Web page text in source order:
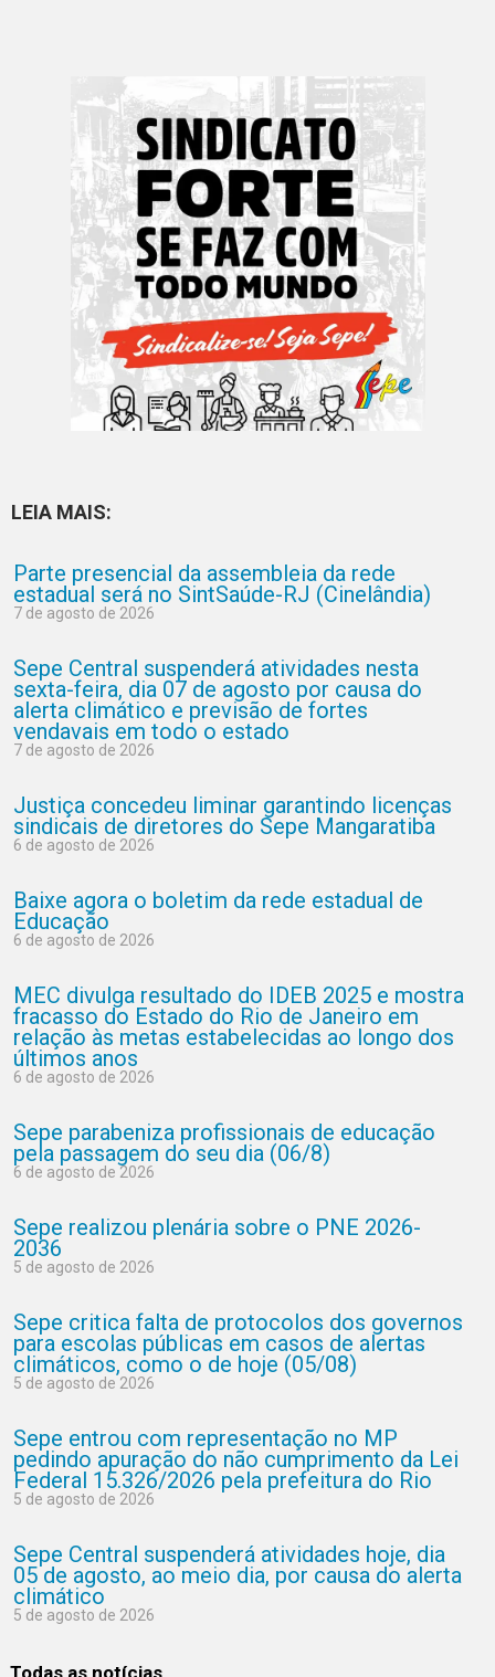
LEIA MAIS:
Parte presencial da assembleia da rede
estadual será no SintSaúde-RJ (Cinelândia)
7 de agosto de 2026
Sepe Central suspenderá atividades nesta
sexta-feira, dia 07 de agosto por causa do
alerta climático e previsão de fortes
vendavais em todo o estado
7 de agosto de 2026
Justiça concedeu liminar garantindo licenças
sindicais de diretores do Sepe Mangaratiba
6 de agosto de 2026
Baixe agora o boletim da rede estadual de
Educação
6 de agosto de 2026
MEC divulga resultado do IDEB 2025 e mostra
fracasso do Estado do Rio de Janeiro em
relação às metas estabelecidas ao longo dos
últimos anos
6 de agosto de 2026
Sepe parabeniza profissionais de educação
pela passagem do seu dia (06/8)
6 de agosto de 2026
Sepe realizou plenária sobre o PNE 2026-
2036
5 de agosto de 2026
Sepe critica falta de protocolos dos governos
para escolas públicas em casos de alertas
climáticos, como o de hoje (05/08)
5 de agosto de 2026
Sepe entrou com representação no MP
pedindo apuração do não cumprimento da Lei
Federal 15.326/2026 pela prefeitura do Rio
5 de agosto de 2026
Sepe Central suspenderá atividades hoje, dia
05 de agosto, ao meio dia, por causa do alerta
climático
5 de agosto de 2026